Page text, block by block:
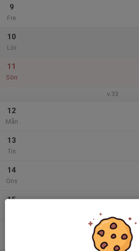
9
Fre
10
Lör
11
Sön
v.33
12
Mån
13
Tis
14
Ons
15